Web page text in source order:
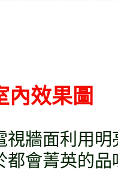
內效果圖
視牆面利用
都會菁英的品